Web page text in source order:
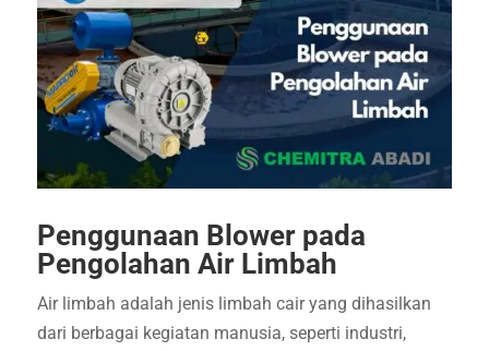
Penggunaan Blower pada
Pengolahan Air Limbah
Air limbah adalah jenis limbah cair yang dihasilkan
dari berbagai kegiatan manusia, seperti industri,